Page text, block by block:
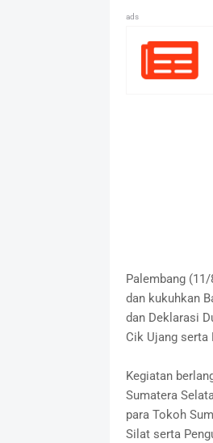
ads
Palembang
dan kukuhkan
dan Deklarasi
Cik Ujang serta
Kegiatan
Sumatera
para Tokoh
Silat serta